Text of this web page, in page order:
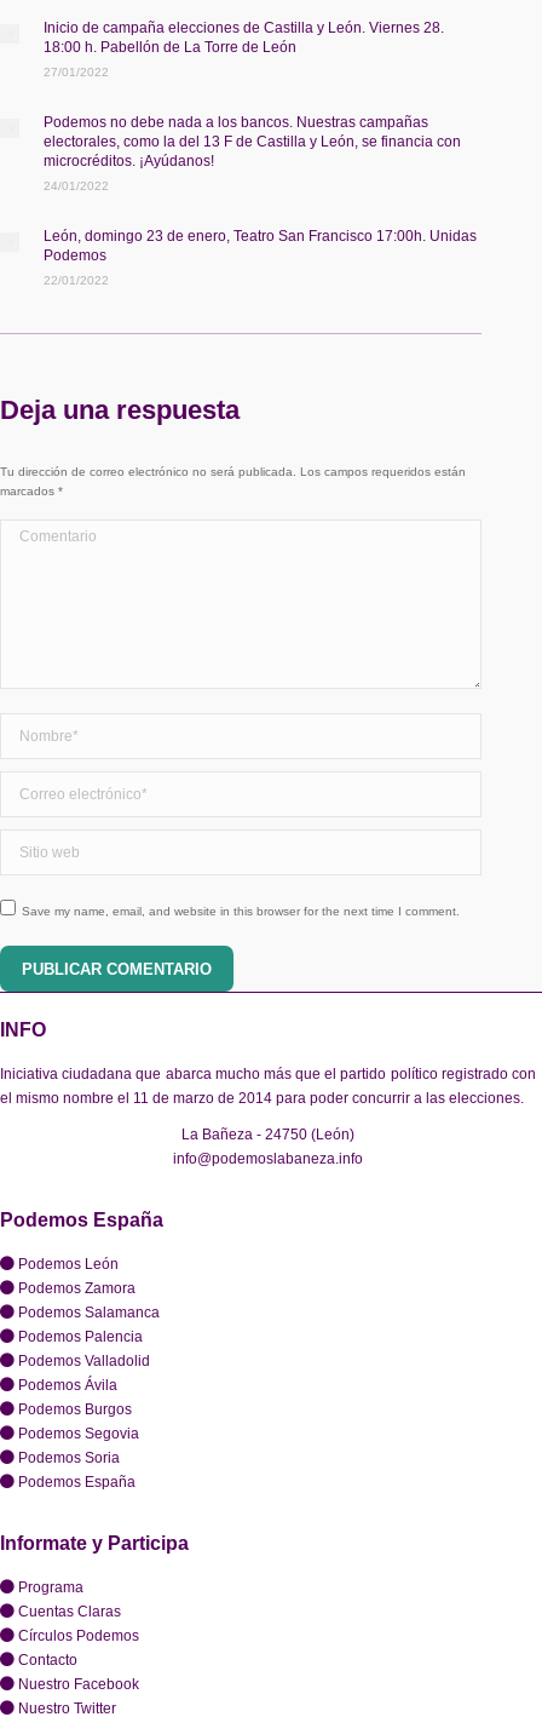
Inicio de campaña elecciones de Castilla y León. Viernes 28.
18:00 h. Pabellón de La Torre de León
27/01/2022
Podemos no debe nada a los bancos. Nuestras campañas
electorales, como la del 13 F de Castilla y León, se financia con
microcréditos. ¡Ayúdanos!
24/01/2022
León, domingo 23 de enero, Teatro San Francisco 17:00h. Unidas
Podemos
22/01/2022
Deja una respuesta
Tu dirección de correo electrónico no será publicada. Los campos requeridos están
marcados *
Comentario
Save my name, email, and website in this browser for the next time I comment.
PUBLICAR COMENTARIO
INFO
Iniciativa ciudadana que abarca mucho más que el partido político registrado con
el mismo nombre el 11 de marzo de 2014 para poder concurrir a las elecciones.
La Bañeza - 24750 (León)
info@podemoslabaneza.info
Podemos España
Podemos León
Podemos Zamora
Podemos Salamanca
Podemos Palencia
Podemos Valladolid
Podemos Ávila
Podemos Burgos
Podemos Segovia
Podemos Soria
Podemos España
Informate y Participa
Programa
Cuentas Claras
Círculos Podemos
Contacto
Nuestro Facebook
Nuestro Twitter